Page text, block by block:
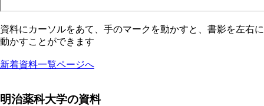
資料にカーソルをあて、手のマークを動かすと、書影を左右に
動かすことができます
新着資料一覧ページへ
明治薬科大学の資料